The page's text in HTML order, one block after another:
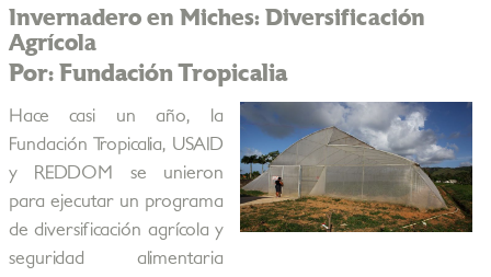
Invernadero en Miches: Diversificación
Agrícola
Por: Fundación Tropicalia
Hace casi un año, la
Fundación Tropicalia, USAID
y REDDOM se unieron
para ejecutar un programa
de diversificación agrícola y
seguridad alimentaria